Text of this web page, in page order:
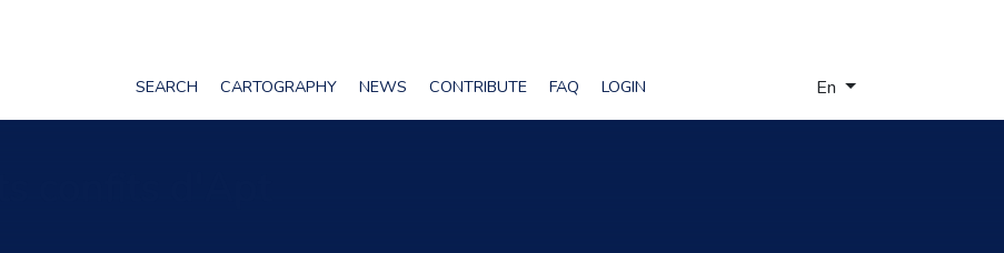
SEARCH CARTOGRAPHY NEWS CONTRIBUTE FAQ LOGIN Select your language
En